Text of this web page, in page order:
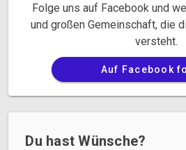
Folge uns auf Facebook und
und großen Gemeinschaft, die
versteht.
Auf Facebook
Du hast Wünsche?